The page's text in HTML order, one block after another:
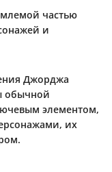
частью
и
Джорджа
обычной
элементом,
их